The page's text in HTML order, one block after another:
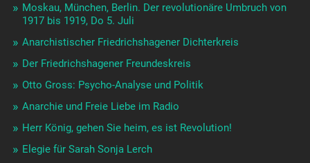
Moskau, München, Berlin. Der revolutionäre Umbruch von
1917 bis 1919, Do 5. Juli
Anarchistischer Friedrichshagener Dichterkreis
Der Friedrichshagener Freundeskreis
Otto Gross: Psycho-Analyse und Politik
Anarchie und Freie Liebe im Radio
Herr König, gehen Sie heim, es ist Revolution!
Elegie für Sarah Sonja Lerch